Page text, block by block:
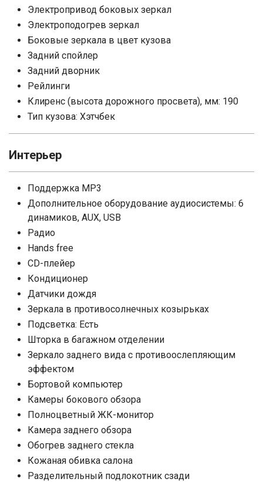
Электропривод боковых зеркал
Электроподогрев зеркал
Боковые зеркала в цвет кузова
Задний спойлер
Задний дворник
Рейлинги
Клиренс (высота дорожного просвета), мм: 190
Тип кузова: Хэтчбек
Интерьер
Поддержка MP3
Дополнительное оборудование аудиосистемы: 6
динамиков, AUX, USB
Радио
Hands free
CD-плейер
Кондиционер
Датчики дождя
Зеркала в противосолнечных козырьках
Подсветка: Есть
Шторка в багажном отделении
Зеркало заднего вида с противоослепляющим
эффектом
Бортовой компьютер
Камеры бокового обзора
Полноцветный ЖК-монитор
Камера заднего обзора
Обогрев заднего стекла
Кожаная обивка салона
Разделительный подлокотник сзади